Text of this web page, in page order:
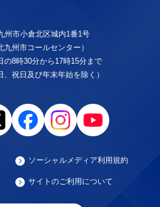
市小倉北区城内1番1号
九州市コールセンター）
の8時30分から17時15分まで
、祝日及び年末年始を除く）
ソーシャルメディア利用規約
サイトのご利用について